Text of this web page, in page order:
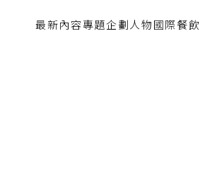
最新內容 專題企劃 人物 國際餐飲